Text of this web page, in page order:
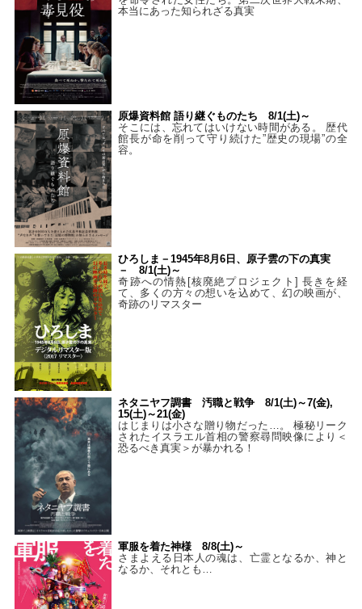
本当にあった知られざる真実
原爆資料館 語り継ぐものたち 8/1(土)～
そこには、忘れてはいけない時間がある。 歴代
館長が命を削って守り続けた”歴史の現場”の全
容。
ひろしま－1945年8月6日、原子雲の下の真実
－ 8/1(土)～
奇跡への情熱[核廃絶プロジェクト] 長きを経
て、多くの方々の想いを込めて、幻の映画が、
奇跡のリマスター
ネタニヤフ調書 汚職と戦争 8/1(土)～7(金),
15(土)～21(金)
はじまりは小さな贈り物だった…。 極秘リーク
されたイスラエル首相の警察尋問映像により＜
恐るべき真実＞が暴かれる！
軍服を着た神様 8/8(土)～
さまよえる日本人の魂は、亡霊となるか、神と
なるか、それとも…